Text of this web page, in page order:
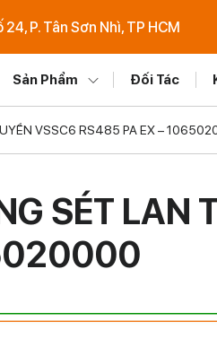
P. Tân Sơn Nhì, TP HCM
Sản Phẩm Đối Tác
VSSC6 RS485 PA EX –
SÉT LAN